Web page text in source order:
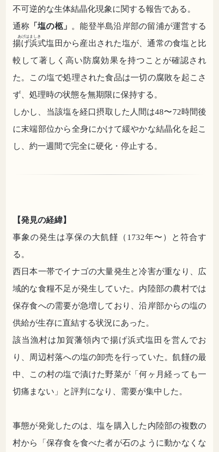
不可逆的な生体結晶化現象に関する報告である。
通称 「塩の柩」 。能登半島沿岸部の留浦が運営する
揚げ浜式
あげはましき
塩田から産出された塩が、通常の食塩と比
較して著しく高い防腐効果を持つことが確認され
た。この塩で処理された食品は一切の腐敗を起こさ
ず、処理時の状態を無期限に保持する。
しかし、当該塩を経口摂取した人間は48〜72時間後
に末端部位から全身にかけて緩やかな結晶化を起こ
し、約一週間で完全に硬化・停止する。
【発見の経緯】
事象の発生は享保の大飢饉（1732年〜）と符合す
る。
西日本一帯でイナゴの大量発生と冷害が重なり、広
域的な食糧不足が発生していた。内陸部の農村では
保存食への需要が急増しており、沿岸部からの塩の
供給が生存に直結する状況にあった。
該当漁村は加賀藩領内で揚げ浜式塩田を営んでお
り、周辺村落への塩の卸売を行っていた。飢饉の最
中、この村の塩で漬けた野菜が「何ヶ月経っても一
切痛まない」と評判になり、需要が集中した。
事態が発覚したのは、塩を購入した内陸部の複数の
村から「保存食を食べた者が石のように動かなくな